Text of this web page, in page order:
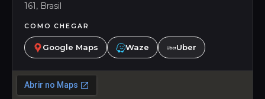
161, Brasil
COMO CHEGAR
Google Maps Waze Uber